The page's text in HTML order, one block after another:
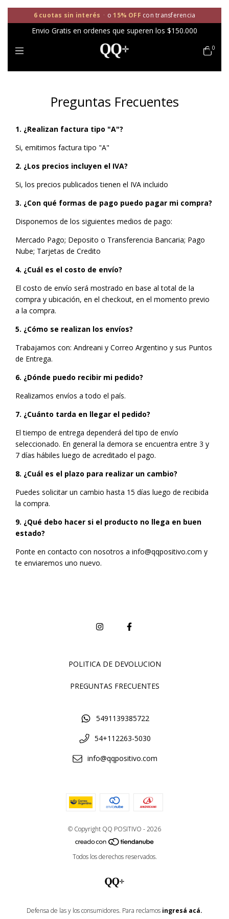
6 cuotas sin interés · o15% OFF con transferencia
Envio Gratis en ordenes que superen los $150.000
0
Preguntas Frecuentes
1. ¿Realizan factura tipo "A"?
Si, emitimos factura tipo "A"
2. ¿Los precios incluyen el IVA?
Si, los precios publicados tienen el IVA incluido
3. ¿Con qué formas de pago puedo pagar mi compra?
Disponemos de los siguientes medios de pago:
Mercado Pago; Deposito o Transferencia Bancaria; Pago
Nube; Tarjetas de Credito
4. ¿Cuál es el costo de envío?
El costo de envío será mostrado en base al total de la
compra y ubicación, en el checkout, en el momento previo
a la compra.
5. ¿Cómo se realizan los envíos?
Trabajamos con: Andreani y Correo Argentino y sus Puntos
de Entrega.
6. ¿Dónde puedo recibir mi pedido?
Realizamos envíos a todo el país.
7. ¿Cuánto tarda en llegar el pedido?
El tiempo de entrega dependerá del tipo de envío
seleccionado. En general la demora se encuentra entre 3 y
7 días hábiles luego de acreditado el pago.
8. ¿Cuál es el plazo para realizar un cambio?
Puedes solicitar un cambio hasta 15 días luego de recibida
la compra.
9. ¿Qué debo hacer si el producto no llega en buen
estado?
Ponte en contacto con nosotros a info@qqpositivo.com y
te enviaremos uno nuevo.
POLITICA DE DEVOLUCION
PREGUNTAS FRECUENTES
5491139385722
54+112263-5030
info@qqpositivo.com
© Copyright QQ POSITIVO - 2026
Todos los derechos reservados.
Defensa de las y los consumidores. Para reclamos ingresá acá.